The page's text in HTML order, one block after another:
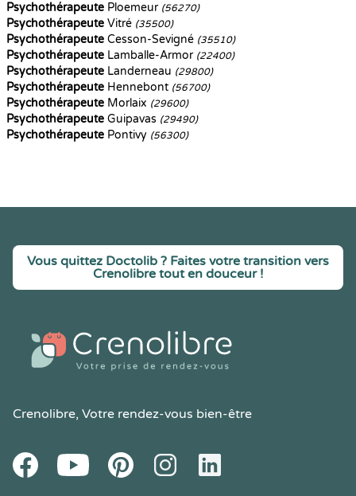
Psychothérapeute Ploemeur (56270)
Psychothérapeute Vitré (35500)
Psychothérapeute Cesson-Sevigné (35510)
Psychothérapeute Lamballe-Armor (22400)
Psychothérapeute Landerneau (29800)
Psychothérapeute Hennebont (56700)
Psychothérapeute Morlaix (29600)
Psychothérapeute Guipavas (29490)
Psychothérapeute Pontivy (56300)
Vous quittez Doctolib ? Faites votre transition vers
Crenolibre tout en douceur !
Crenolibre, Votre rendez-vous bien-être
FacebookYoutube PinteresetInstagramLinkedIn